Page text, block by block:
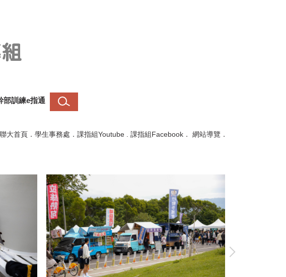
部訓練e指通
聯大首頁 ． 學生事務處 ． 課指組Youtube 課指組Facebook ． 網站導覽 ．